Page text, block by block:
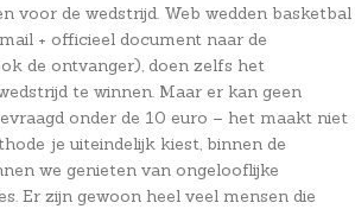
voor de wedstrijd. Web wedden basketbal
+ officieel document naar de
de ontvanger), doen zelfs het
te winnen. Maar er kan geen
onder de 10 euro – het maakt niet
je uiteindelijk kiest, binnen de
we genieten van ongelooflijke
Er zijn gewoon heel veel mensen die